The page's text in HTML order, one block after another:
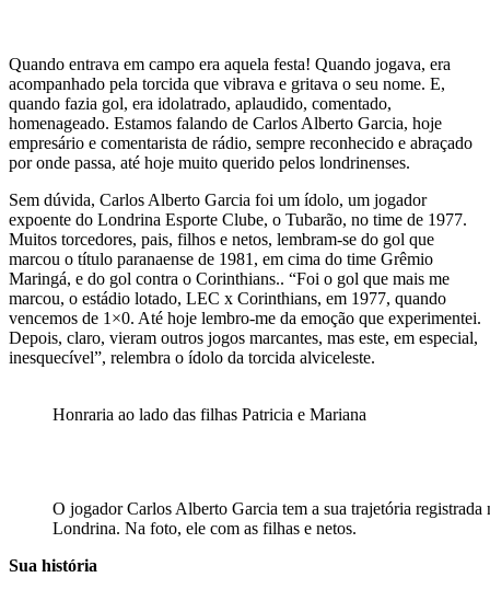
Quando entrava em campo era aquela festa! Quando jogava, era
acompanhado pela torcida que vibrava e gritava o seu nome. E,
quando fazia gol, era idolatrado, aplaudido, comentado,
homenageado. Estamos falando de Carlos Alberto Garcia, hoje
empresário e comentarista de rádio, sempre reconhecido e abraçado
por onde passa, até hoje muito querido pelos londrinenses.
Sem dúvida, Carlos Alberto Garcia foi um ídolo, um jogador
expoente do Londrina Esporte Clube, o Tubarão, no time de 1977.
Muitos torcedores, pais, filhos e netos, lembram-se do gol que
marcou o título paranaense de 1981, em cima do time Grêmio
Maringá, e do gol contra o Corinthians.. “Foi o gol que mais me
marcou, o estádio lotado, LEC x Corinthians, em 1977, quando
vencemos de 1×0. Até hoje lembro-me da emoção que experimentei.
Depois, claro, vieram outros jogos marcantes, mas este, em especial,
inesquecível”, relembra o ídolo da torcida alviceleste.
Honraria ao lado das filhas Patricia e Mariana
O jogador Carlos Alberto Garcia tem a sua trajetória registrada
Londrina. Na foto, ele com as filhas e netos.
Sua história